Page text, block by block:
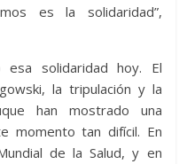
es la solidaridad”,
esa solidaridad hoy. El
la tripulación y la
han mostrado una
momento tan difícil. En
de la Salud, y en